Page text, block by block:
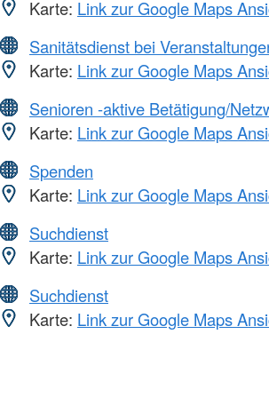
Karte: Link zur Google Maps
Sanitätsdienst bei
Karte: Link zur Google Maps
Senioren -aktive Betätigung/
Karte: Link zur Google Maps
Spenden
Karte: Link zur Google Maps
Suchdienst
Karte: Link zur Google Maps
Suchdienst
Karte: Link zur Google Maps